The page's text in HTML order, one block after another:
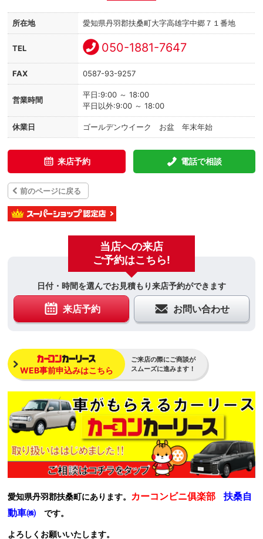
所在地 愛知県丹羽郡扶桑町大字高雄字中郷７１番地
TEL 050-1881-7647
FAX 0587-93-9257
営業時間
平日:9:00 ～ 18:00
平日以外:9:00 ～ 18:00
休業日 ゴールデンウイーク お盆 年末年始
来店予約 電話で相談
前のページに戻る
当店への来店
ご予約はこちら!
日付・時間を選んでお見積もり来店予約ができます
来店予約 お問い合わせ
WEB事前申込みはこちら
ご来店の際にご商談が
スムーズに進みます！
愛知県丹羽郡扶桑町にあります。 カーコンビニ俱楽部
扶桑自
動車㈱ です。
よろしくお願いいたします。